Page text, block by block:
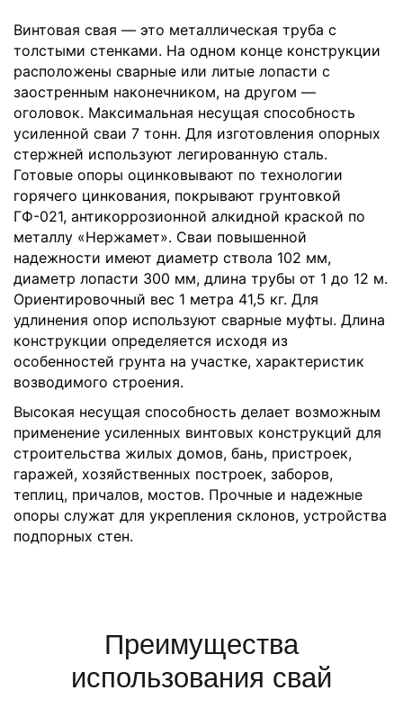
Винтовая свая — это металлическая труба с
толстыми стенками. На одном конце конструкции
расположены сварные или литые лопасти с
заостренным наконечником, на другом —
оголовок. Максимальная несущая способность
усиленной сваи 7 тонн. Для изготовления опорных
стержней используют легированную сталь.
Готовые опоры оцинковывают по технологии
горячего цинкования, покрывают грунтовкой
ГФ-021, антикоррозионной алкидной краской по
металлу «Нержамет». Сваи повышенной
надежности имеют диаметр ствола 102 мм,
диаметр лопасти 300 мм, длина трубы от 1 до 12 м.
Ориентировочный вес 1 метра 41,5 кг. Для
удлинения опор используют сварные муфты. Длина
конструкции определяется исходя из
особенностей грунта на участке, характеристик
возводимого строения.
Высокая несущая способность делает возможным
применение усиленных винтовых конструкций для
строительства жилых домов, бань, пристроек,
гаражей, хозяйственных построек, заборов,
теплиц, причалов, мостов. Прочные и надежные
опоры служат для укрепления склонов, устройства
подпорных стен.
Преимущества
использования свай